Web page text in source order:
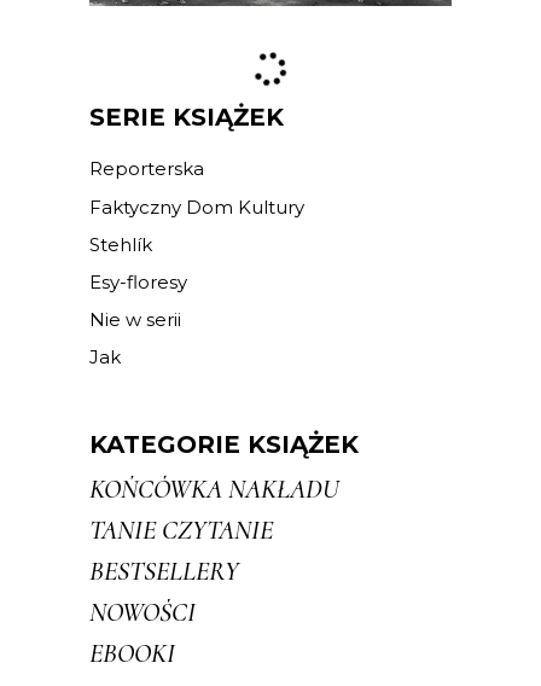
SERIE KSIĄŻEK
Reporterska
Faktyczny Dom Kultury
Stehlík
Esy-floresy
Nie w serii
Jak
KATEGORIE KSIĄŻEK
KOŃCÓWKA NAKŁADU
TANIE CZYTANIE
BESTSELLERY
NOWOŚCI
EBOOKI